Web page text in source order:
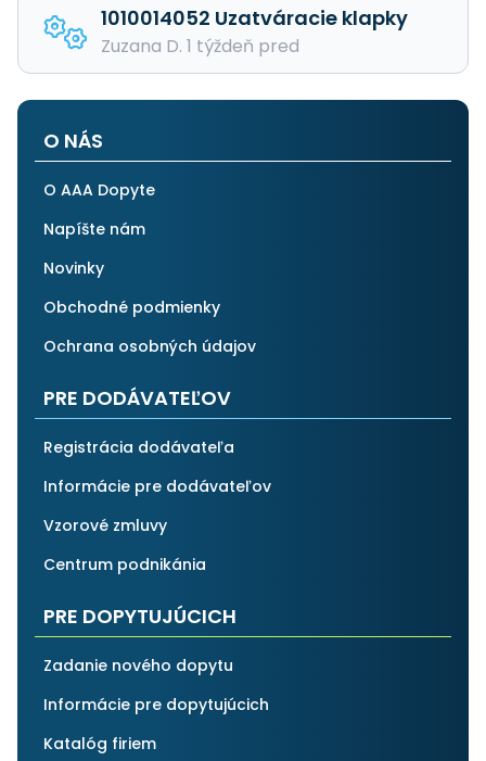
1010014052 Uzatváracie klapky
Zuzana D. 1 týždeň pred
O NÁS
O AAA Dopyte
Napíšte nám
Novinky
Obchodné podmienky
Ochrana osobných údajov
PRE DODÁVATEĽOV
Registrácia dodávateľa
Informácie pre dodávateľov
Vzorové zmluvy
Centrum podnikánia
PRE DOPYTUJÚCICH
Zadanie nového dopytu
Informácie pre dopytujúcich
Katalóg firiem